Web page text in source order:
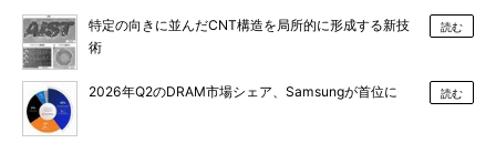
特定の向きに並んだCNT構造を局所的に形成する新技
術
読む
2026年Q2のDRAM市場シェア、Samsungが首位に 読む